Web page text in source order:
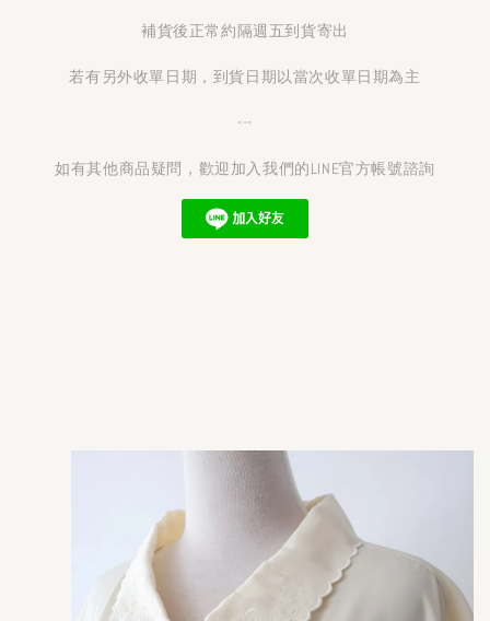
補貨後正常約隔週五到貨寄出
若有另外收單日期，到貨日期以當次收單日期為主
---
如有其他商品疑問，歡迎加入我們的LINE官方帳號諮詢